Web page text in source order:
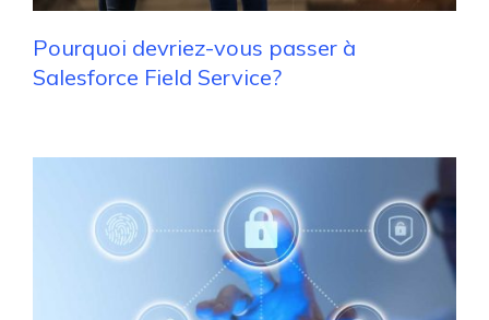
Pourquoi devriez-vous passer à
Salesforce Field Service?